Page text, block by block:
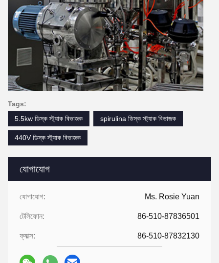
যোগাযোগ
যোগাযোগ: Ms. Rosie Yuan
টেলিফোন: 86-510-87836501
ফ্যাক্স: 86-510-87832130
Tags:
5.5kw ডিস্ক স্ট্যাক বিভাজক
spirulina ডিস্ক স্ট্যাক বিভাজক
440V ডিস্ক স্ট্যাক বিভাজক